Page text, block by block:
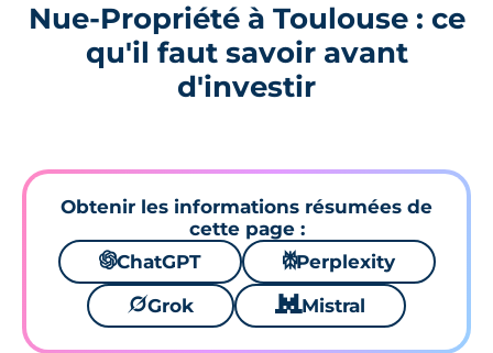
Nue-Propriété à Toulouse : ce
qu'il faut savoir avant
d'investir
Obtenir les informations résumées de
cette page :
🌌ChatGPT ⚙Perplexity
🪐Grok 🐱 Mistral